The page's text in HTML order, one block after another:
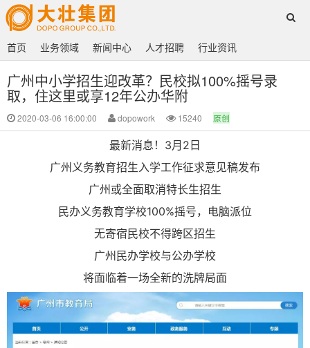
首页 业务领域 新闻中心 人才招聘 行业资讯
广州中小学招生迎改革？民校拟100%摇号录
取，住这里或享12年公办华附
2020-03-06 16:00:00 dopowork 15240 原创
最新消息！3月2日
广州义务教育招生入学工作征求意见稿发布
广州或全面取消特长生招生
民办义务教育学校100%摇号，电脑派位
无寄宿民校不得跨区招生
广州民办学校与公办学校
将面临着一场全新的洗牌局面